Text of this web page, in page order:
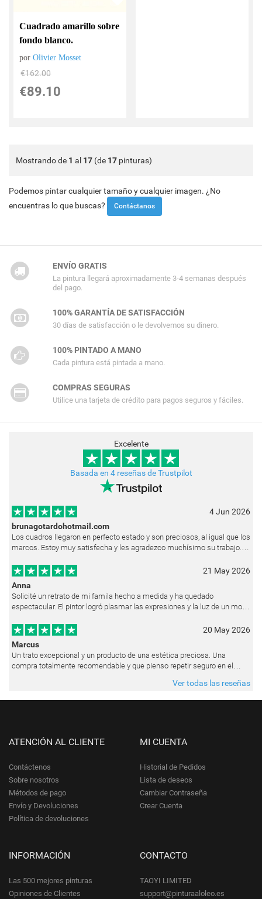
Cuadrado amarillo sobre
fondo blanco.
porOlivier Mosset
€162.00
€89.10
Mostrando de 1 al 17 (de 17 pinturas)
Podemos pintar cualquier tamaño y cualquier imagen. ¿No
encuentras lo que buscas?
Contáctanos
ENVÍO GRATIS
La pintura llegará aproximadamente 3-4 semanas después
del pago.
100% GARANTÍA DE SATISFACCIÓN
30 días de satisfacción o le devolvemos su dinero.
100% PINTADO A MANO
Cada pintura está pintada a mano.
COMPRAS SEGURAS
Utilice una tarjeta de crédito para pagos seguros y fáciles.
Excelente
Basada en 4 reseñas de Trustpilot
4 Jun 2026
brunagotardohotmail.com
Los cuadros llegaron en perfecto estado y son preciosos, al igual que los
marcos. Estoy muy satisfecha y les agradezco muchísimo su trabajo.
21 May 2026
Anna
Solicité un retrato de mi famila hecho a medida y ha quedado
espectacular. El pintor logró plasmar las expresiones y la luz de un modo
20 May 2026
Marcus
Un trato excepcional y un producto de una estética preciosa. Una
compra totalmente recomendable y que pienso repetir seguro en el
Ver todas las reseñas
ATENCIÓN AL CLIENTE
Contáctenos
Sobre nosotros
Métodos de pago
Envío y Devoluciones
Política de devoluciones
MI CUENTA
Historial de Pedidos
Lista de deseos
Cambiar Contraseña
Crear Cuenta
INFORMACIÓN
Las 500 mejores pinturas
Opiniones de Clientes
CONTACTO
TAOYI LIMITED
support@pinturaaloleo.es